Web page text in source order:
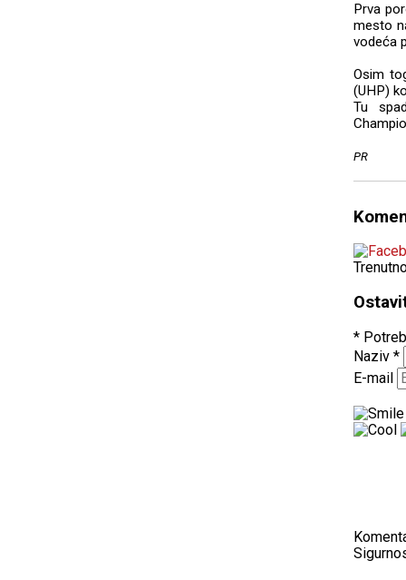
Prva
mesto
vodeća
Osim
(UHP)
Tu
PR
*
Naziv *
E-mail